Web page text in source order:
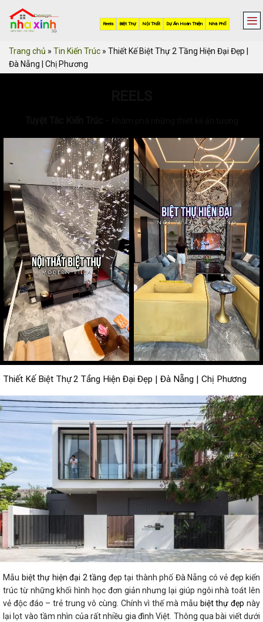
content
Trang chủ » Tin Kiến Trúc » Thiết Kế Biệt Thự 2 Tầng Hiện Đại Đẹp |
Đà Nẵng | Chị Phương
Thiết Kế Biệt Thự 2 Tầng Hiện Đại Đẹp | Đà Nẵng | Chị Phương
Mẫu biệt thự hiện đại 2 tầng đẹp tại thành phố Đà Nẵng có vẻ đẹp kiến
trúc từ những khối hình học đơn giản nhưng lại giúp ngôi nhà toát lên
vẻ độc đáo – trẻ trung vô cùng. Chính vì thế mà mẫu biệt thự đẹp này
lại lọt vào tầm nhìn của rất nhiều gia đình Việt. Thông qua bài viết dưới
Nhà Phố
Dự Án Hoàn Thiện
Nội Thất
Biệt Thự
Reels